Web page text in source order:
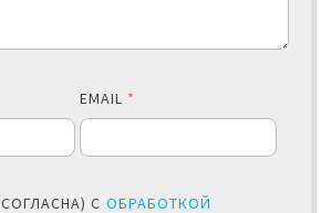
EMAIL *
С ОБРАБОТКОЙ